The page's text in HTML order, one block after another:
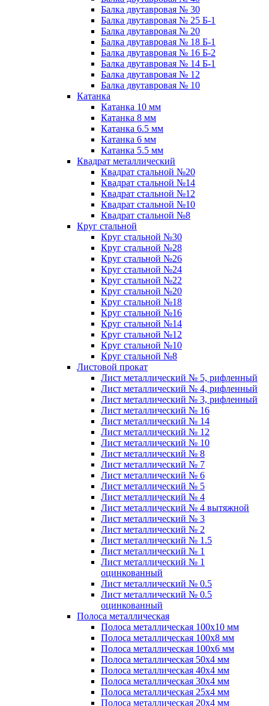
Балка двутавровая № 30
Балка двутавровая № 25 Б-1
Балка двутавровая № 20
Балка двутавровая № 18 Б-1
Балка двутавровая № 16 Б-2
Балка двутавровая № 14 Б-1
Балка двутавровая № 12
Балка двутавровая № 10
Катанка
Катанка 10 мм
Катанка 8 мм
Катанка 6.5 мм
Катанка 6 мм
Катанка 5.5 мм
Квадрат металлический
Квадрат стальной №20
Квадрат стальной №14
Квадрат стальной №12
Квадрат стальной №10
Квадрат стальной №8
Круг стальной
Круг стальной №30
Круг стальной №28
Круг стальной №26
Круг стальной №24
Круг стальной №22
Круг стальной №20
Круг стальной №18
Круг стальной №16
Круг стальной №14
Круг стальной №12
Круг стальной №10
Круг стальной №8
Листовой прокат
Лист металлический № 5, рифленный
Лист металлический № 4, рифленный
Лист металлический № 3, рифленный
Лист металлический № 16
Лист металлический № 14
Лист металлический № 12
Лист металлический № 10
Лист металлический № 8
Лист металлический № 7
Лист металлический № 6
Лист металлический № 5
Лист металлический № 4
Лист металлический № 4 вытяжной
Лист металлический № 3
Лист металлический № 2
Лист металлический № 1.5
Лист металлический № 1
Лист металлический № 1
оцинкованный
Лист металлический № 0.5
Лист металлический № 0.5
оцинкованный
Полоса металлическая
Полоса металлическая 100х10 мм
Полоса металлическая 100х8 мм
Полоса металлическая 100х6 мм
Полоса металлическая 50х4 мм
Полоса металлическая 40х4 мм
Полоса металлическая 30х4 мм
Полоса металлическая 25х4 мм
Полоса металлическая 20х4 мм